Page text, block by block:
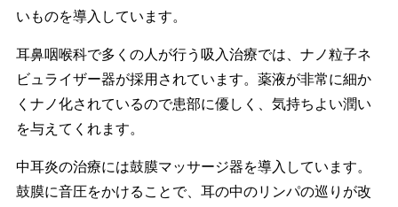
いものを導入しています。
耳鼻咽喉科で多くの人が行う吸入治療では、ナノ粒子ネ
ビュライザー器が採用されています。薬液が非常に細か
くナノ化されているので患部に優しく、気持ちよい潤い
を与えてくれます。
中耳炎の治療には鼓膜マッサージ器を導入しています。
鼓膜に音圧をかけることで、耳の中のリンパの巡りが改